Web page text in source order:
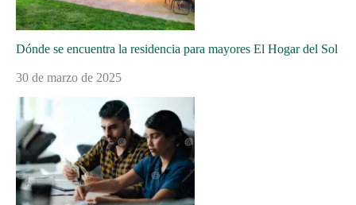
Dónde se encuentra la residencia para mayores El Hogar del Sol
30 de marzo de 2025